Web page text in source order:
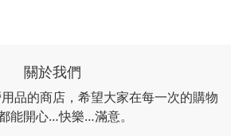
關於我們
品的商店，希望大家在每一次的購物
能開心…快樂…滿意。